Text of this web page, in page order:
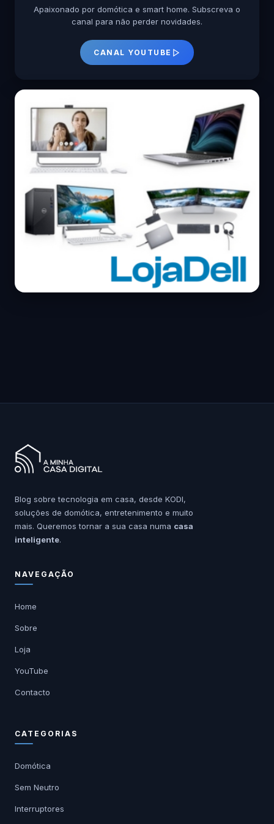
Apaixonado por domótica e smart home. Subscreva o
canal para não perder novidades.
CANAL YOUTUBE
Blog sobre tecnologia em casa, desde KODI,
soluções de domótica, entretenimento e muito
mais. Queremos tornar a sua casa numa casa
inteligente.
NAVEGAÇÃO
Home
Sobre
Loja
YouTube
Contacto
CATEGORIAS
Domótica
Sem Neutro
Interruptores